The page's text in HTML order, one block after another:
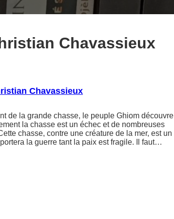
Chavassieux
Chavassieux
de la grande chasse, le peuple Ghiom découvre
la chasse est un échec et de nombreuses
chasse, contre une créature de la mer, est un
la guerre tant la paix est fragile. Il faut…